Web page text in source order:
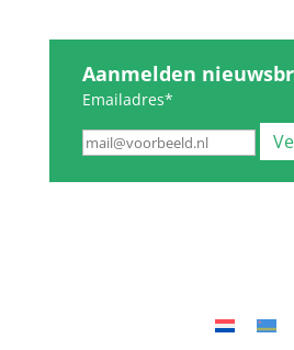
Aanmelden
Emailadres*